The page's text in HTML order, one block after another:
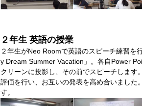
２年生 英語の授業
２年生がNeo Roomで英語のスピーチ練習を
y Dream Summer Vacation」。各自Power
クリーンに投影し、その前でスピーチします
評価を行い、お互いの発表を高め合いました
す。